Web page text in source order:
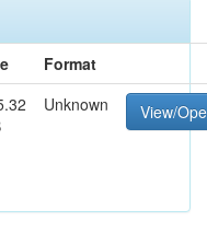
Format
Unknown View/